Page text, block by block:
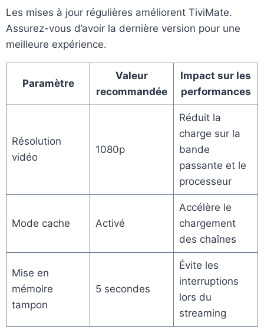
Les mises à jour régulières améliorent TiviMate.
Assurez-vous d’avoir la dernière version pour une
meilleure expérience.
Paramètre
Valeur
recommandée
Impact sur les
performances
Résolution
vidéo
1080p
Réduit la
charge sur la
bande
passante et le
processeur
Mode cache Activé
Accélère le
chargement
des chaînes
Mise en
mémoire
tampon
5 secondes
Évite les
interruptions
lors du
streaming